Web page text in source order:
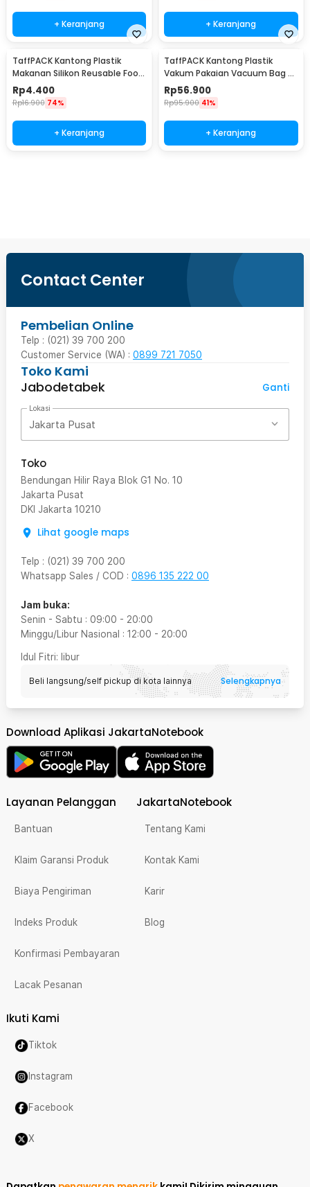
+ Keranjang + Keranjang
TaffPACK Kantong Plastik
Makanan Silikon Reusable Food
Bag Ziplock Size S - PK-15
Rp4.400
Rp16.900 74%
+ Keranjang
TaffPACK Kantong Plastik
Vakum Pakaian Vacuum Bag 8
PCS with Hand Pump - SN1000
Rp56.900
Rp95.900 41%
+ Keranjang
Contact Center
Pembelian Online
Telp : (021) 39 700 200
Customer Service (WA) : 0899 721 7050
Toko Kami
Jabodetabek
Ganti
Lokasi
Jakarta Pusat
Toko
Bendungan Hilir Raya Blok G1 No. 10
Jakarta Pusat
DKI Jakarta 10210
Lihat google maps
Telp : (021) 39 700 200
Whatsapp Sales / COD : 0896 135 222 00
Jam buka:
Senin - Sabtu : 09:00 - 20:00
Minggu/Libur Nasional : 12:00 - 20:00
Idul Fitri: libur
Beli langsung/self pickup di kota lainnya Selengkapnya
Download Aplikasi JakartaNotebook
Layanan Pelanggan
Bantuan
Klaim Garansi Produk
Biaya Pengiriman
Indeks Produk
Konfirmasi Pembayaran
Lacak Pesanan
JakartaNotebook
Tentang Kami
Kontak Kami
Karir
Blog
Ikuti Kami
Tiktok
Instagram
Facebook
X